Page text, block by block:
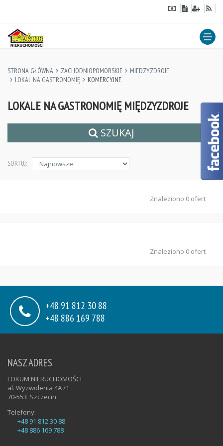
STRONA GŁÓWNA ZACHODNIOPOMORSKIE
MIEDZYZDROJE
LOKAL NA GASTRONOMIĘ
KOMERCYJNE
LOKALE NA GASTRONOMIĘ MIĘDZYZDROJE
SZUKAJ
SORTUJ:
Znaleziono 0 ofert
Znaleziono 0 ofert
+48 91 812 30 88
+48 886 169 788
NASZ ADRES
LOKUM NIERUCHOMOŚCI
al. Wyzwolenia 4A /1
70-553 Szczecin
Telefony:
+48 91 812 30 88
+48 886 169 788